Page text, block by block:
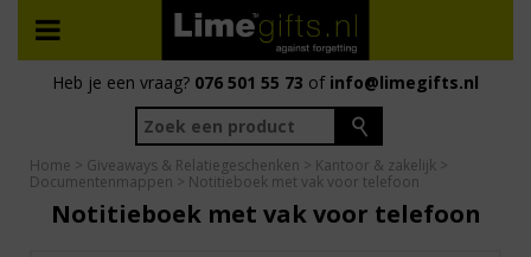
Heb je een vraag? 076 501 55 73 of info@limegifts.nl
Home > Giveaways & Relatiegeschenken > Kantoor & zakelijk >
Documentenmappen > Notitieboek met vak voor telefoon
Notitieboek met vak voor telefoon